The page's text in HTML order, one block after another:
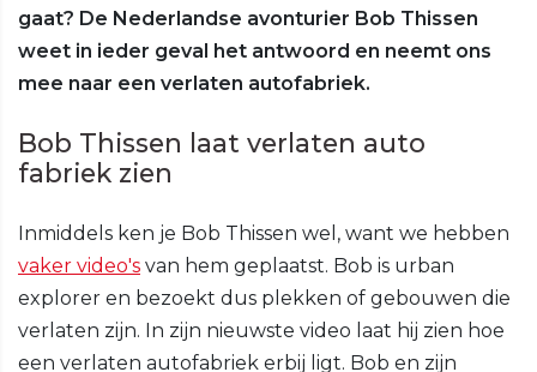
gaat? De Nederlandse avonturier Bob Thissen
weet in ieder geval het antwoord en neemt ons
mee naar een verlaten autofabriek.
Bob Thissen laat verlaten auto
fabriek zien
Inmiddels ken je Bob Thissen wel, want we hebben
vaker video's van hem geplaatst. Bob is urban
explorer en bezoekt dus plekken of gebouwen die
verlaten zijn. In zijn nieuwste video laat hij zien hoe
een verlaten autofabriek erbij ligt. Bob en zijn